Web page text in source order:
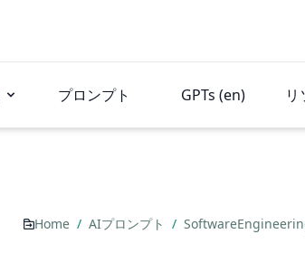
プロンプト GPTs (en) リ
Home / AIプロンプト /